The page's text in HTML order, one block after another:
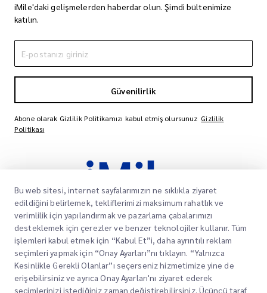
iMile'daki gelişmelerden haberdar olun. Şimdi bültenimize
katılın.
Güvenilirlik
Abone olarak Gizlilik Politikamızı kabul etmiş olursunuz Gizlilik
Politikası
Müşterilerimizin paketlerinin varış noktalarına
zamanında ve güvenli bir şekilde ulaşmasını
sağlamak, onlara güven ve gönül rahatlığı
sağlamak için güvenilir hizmetler sunmaya
Bu web sitesi, internet sayfalarımızın ne sıklıkla ziyaret
edildiğini belirlemek, tekliflerimizi maksimum rahatlık ve
verimlilik için yapılandırmak ve pazarlama çabalarımızı
desteklemek için çerezler ve benzer teknolojiler kullanır. Tüm
işlemleri kabul etmek için “Kabul Et”i, daha ayrıntılı reklam
seçimleri yapmak için “Onay Ayarları”nı tıklayın. “Yalnızca
Kesinlikle Gerekli Olanlar”ı seçerseniz hizmetimize yine de
erişebilirsiniz ve ayrıca Onay Ayarları'nı ziyaret ederek
seçimlerinizi istediğiniz zaman değiştirebilirsiniz. Üçüncü taraf